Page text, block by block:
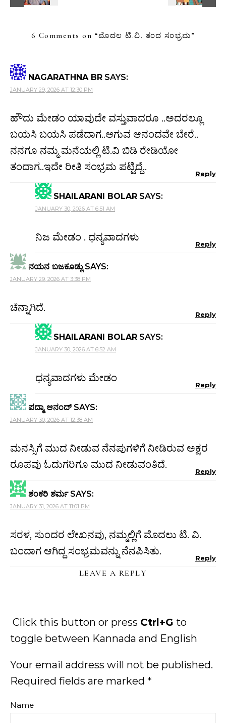
6 Comments on “ಮೊದಲ ಟಿ.ವಿ. ತಂದ ಸಂಭ್ರಮ”
NAGARATHNA BR SAYS:
JANUARY 29, 2026 AT 12:30 PM
ಹೌದು ಮೇಡಂ ಯಾವುದೇ ವಸ್ತುವಾದರೂ ..ಅದರಲ್ಲೂ
ಬಯಸಿ ಬಯಸಿ ಪಡೆದಾಗ..ಆಗುವ ಆನಂದವೇ ಬೇರೆ..
ನನಗೂ ನಮ್ಮ ಮನೆಯಲ್ಲಿ ಟಿ.ವಿ ಬಿಡಿ ರೇಡಿಯೋ
ತಂದಾಗ..ಇದೇ ರೀತಿ ಸಂಭ್ರಮ ಪಟ್ಟಿದ್ದೆ..
Reply
SHAILARANI BOLAR SAYS:
JANUARY 30, 2026 AT 6:51 AM
ನಿಜ ಮೇಡಂ . ಧನ್ಯವಾದಗಳು
Reply
ನಯನ ಬಜಕೂಡ್ಲು SAYS:
JANUARY 29, 2026 AT 3:38 PM
ಚೆನ್ನಾಗಿದೆ.
Reply
SHAILARANI BOLAR SAYS:
JANUARY 30, 2026 AT 6:52 AM
ಧನ್ಯವಾದಗಳು ಮೇಡಂ
Reply
ಪದ್ಮಾ ಆನಂದ್ SAYS:
JANUARY 30, 2026 AT 12:38 AM
ಮನಸ್ಸಿಗೆ ಮುದ ನೀಡುವ ನೆನಪುಗಳಿಗೆ ನೀಡಿರುವ ಅಕ್ಷರ
ರೂಪವು ಓದುಗರಿಗೂ ಮುದ ನೀಡುವಂತಿದೆ.
Reply
ಶಂಕರಿ ಶರ್ಮ SAYS:
JANUARY 31, 2026 AT 11:01 PM
ಸರಳ, ಸುಂದರ ಲೇಖನವು, ನಮ್ಮಲ್ಲಿಗೆ ಮೊದಲು ಟಿ. ವಿ.
ಬಂದಾಗ ಆಗಿದ್ದ ಸಂಭ್ರಮವನ್ನು ನೆನಪಿಸಿತು.
Reply
LEAVE A REPLY
Click this button or press Ctrl+G to
toggle between Kannada and English
Your email address will not be published.
Required fields are marked *
Name